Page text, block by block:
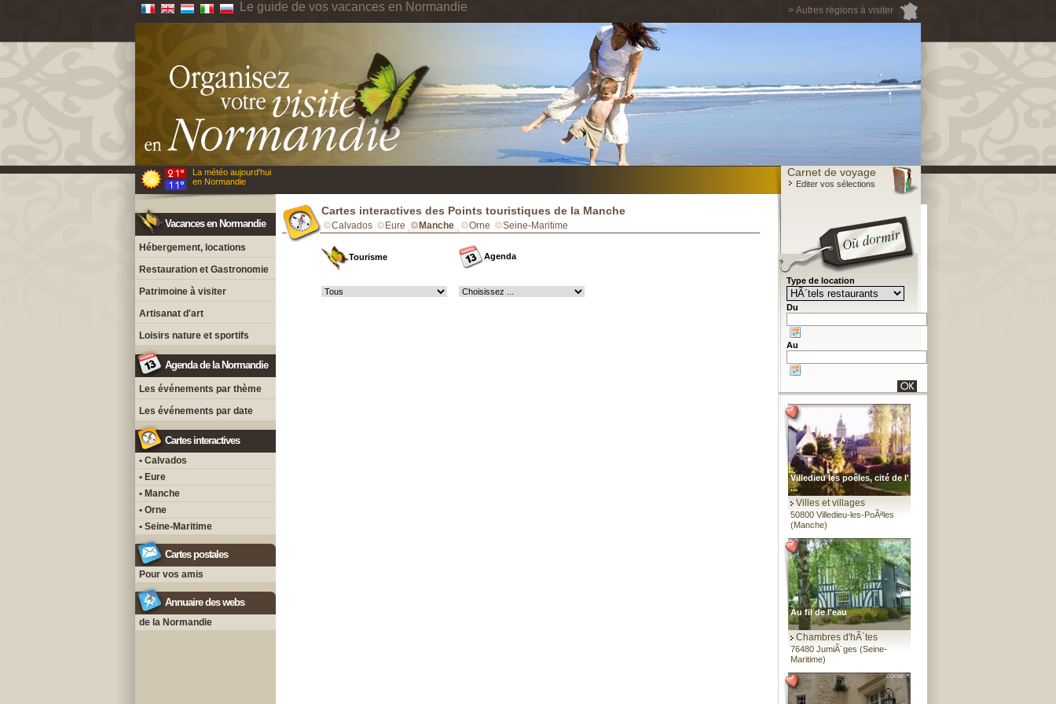
> Autres régions à visiter
Le guide de vos vacances en Normandie
La météo aujourd'hui
en Normandie
Carnet de voyage
Editer vos sélections
Vacances en Normandie
Hébergement, locations
Restauration et Gastronomie
Patrimoine à visiter
Artisanat d'art
Loisirs nature et sportifs
Agenda de la Normandie
Les événements par thème
Les événements par date
Cartes interactives
• Calvados
• Eure
• Manche
• Orne
• Seine-Maritime
Cartes postales
Pour vos amis
Annuaire des webs
de la Normandie
Cartes interactives des Points touristiques de la Manche
Calvados Eure Manche Orne Seine-Maritime
Tourisme Agenda
Type de location
Du
Au
Villedieu les poêles, cité de l'
...
Villes et villages
50800 Villedieu-les-PoÃªles
(Manche)
Au fil de l'eau
Chambres d'hÃ´tes
76480 JumiÃ¨ges (Seine-
Maritime)